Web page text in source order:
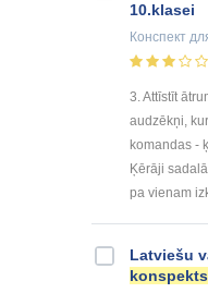
10.klasei
Конспект
3. Attīstīt
audzēkņi,
komandas -
Ķērāji
pa vienam
Latviešu
konspekts